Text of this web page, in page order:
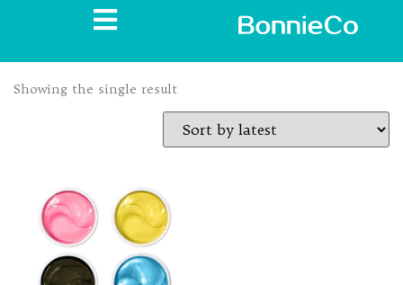
Showing the single result